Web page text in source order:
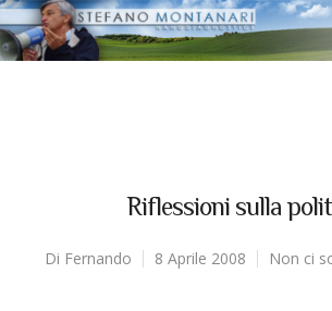
Riflessioni sulla
Di Fernando 8 Aprile 2008 Non ci